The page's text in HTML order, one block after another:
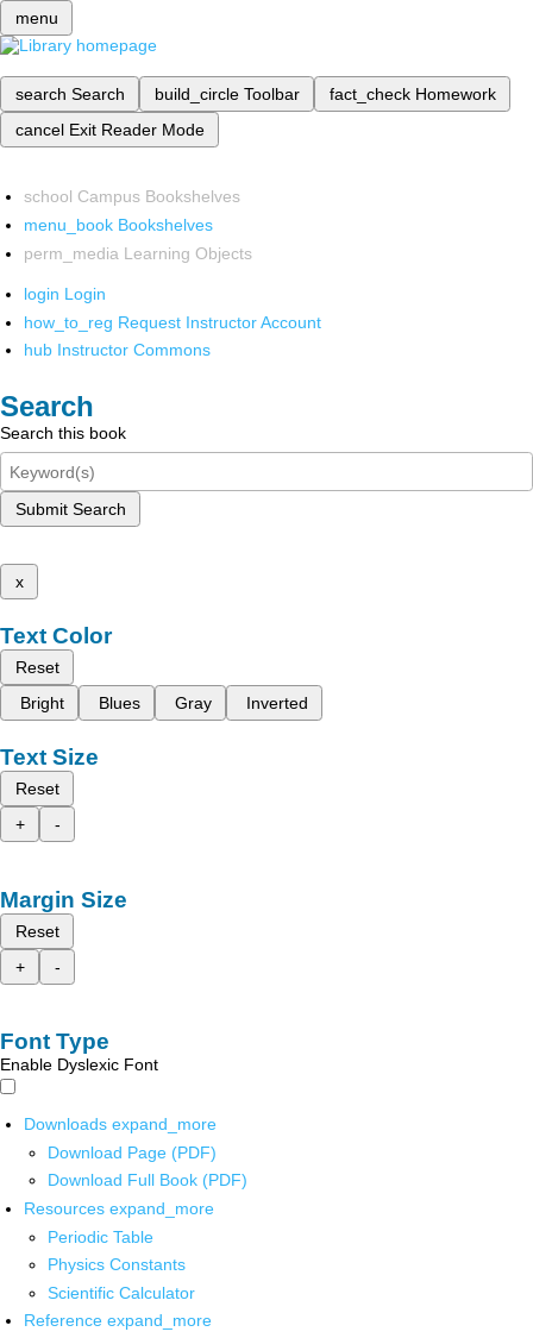
menu
search Search build_circle Toolbar fact_check Homework
cancel Exit Reader Mode
school Campus Bookshelves
menu_book Bookshelves
perm_media Learning Objects
login Login
how_to_reg Request Instructor Account
hub Instructor Commons
Search
Search this book
Submit Search
x
Text Color
Reset
Bright
Blues Gray Inverted
Text Size
Reset
+
-
Margin Size
Reset
+
-
Font Type
Enable Dyslexic Font
Downloads expand_more
Download Page (PDF)
Download Full Book (PDF)
Resources expand_more
Periodic Table
Physics Constants
Scientific Calculator
Reference expand_more